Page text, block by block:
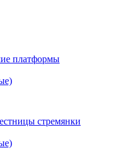
платформы
стремянки